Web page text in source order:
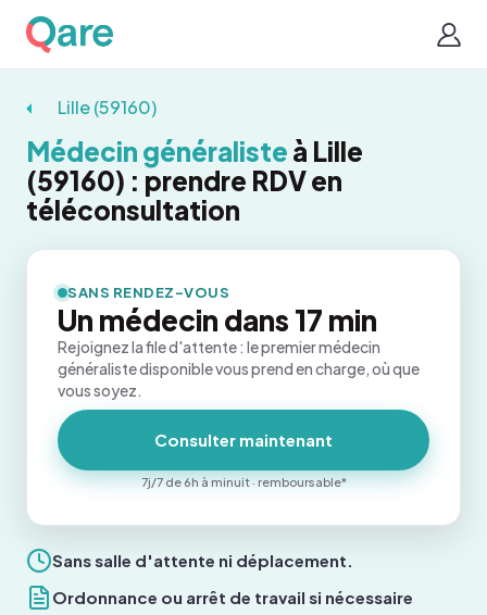
Lille (59160)
Médecin généraliste à Lille
(59160) : prendre RDV en
téléconsultation
Sans salle d'attente ni déplacement.
Ordonnance ou arrêt de travail si nécessaire
SANS RENDEZ-VOUS
Un médecin dans 17 min
Rejoignez la file d'attente : le premier médecin
généraliste disponible vous prend en charge, où que
vous soyez.
Consulter maintenant
7j/7 de 6h à minuit · remboursable*